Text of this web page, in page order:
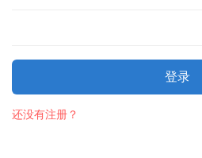
登录
还没有注册？